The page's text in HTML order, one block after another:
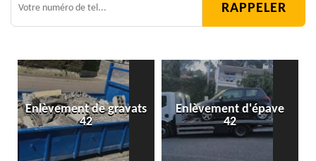
Enlèvement de gravats
42
Enlèvement d'épave
42